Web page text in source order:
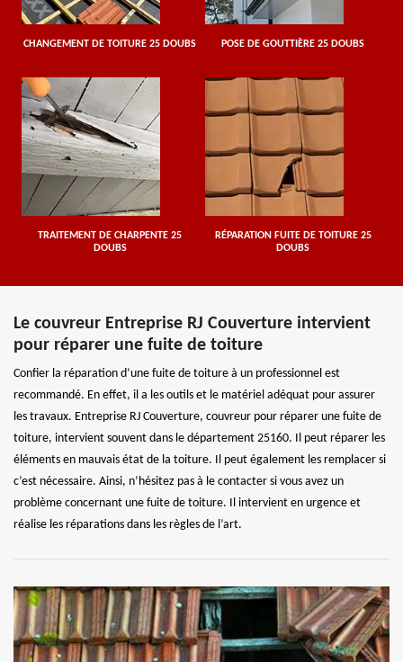
CHANGEMENT DE TOITURE 25 DOUBS POSE DE GOUTTIÈRE 25 DOUBS
TRAITEMENT DE CHARPENTE 25
DOUBS
RÉPARATION FUITE DE TOITURE 25
DOUBS
Le couvreur Entreprise RJ Couverture intervient
pour réparer une fuite de toiture
Confier la réparation d’une fuite de toiture à un professionnel est
recommandé. En effet, il a les outils et le matériel adéquat pour assurer
les travaux. Entreprise RJ Couverture, couvreur pour réparer une fuite de
toiture, intervient souvent dans le département 25160. Il peut réparer les
éléments en mauvais état de la toiture. Il peut également les remplacer si
c’est nécessaire. Ainsi, n’hésitez pas à le contacter si vous avez un
problème concernant une fuite de toiture. Il intervient en urgence et
réalise les réparations dans les règles de l’art.